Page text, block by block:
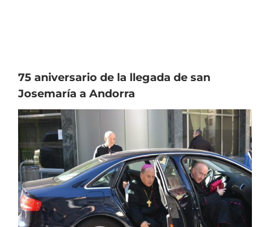
Territorio y cultura
Noticias
Agenda
Contacto
Colabora
75 aniversario de la llegada de san
Josemaría a Andorra